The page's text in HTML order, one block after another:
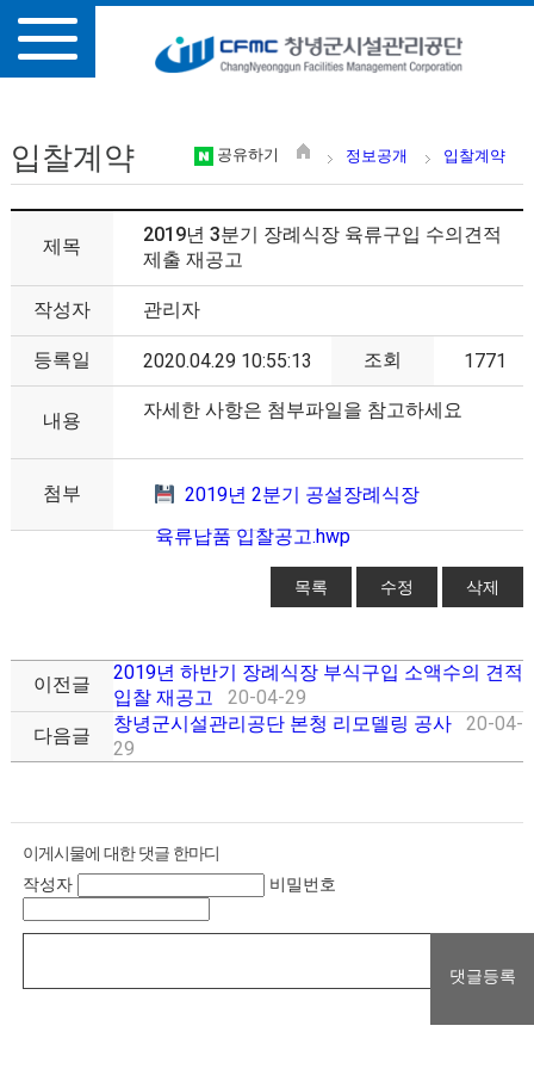
입찰계약 정보공개 입찰계약
공유하기
제목
2019년 3분기 장례식장 육류구입 수의견적
제출 재공고
작성자 관리자
등록일 2020.04.29 10:55:13 조회 1771
내용 자세한 사항은 첨부파일을 참고하세요
첨부
2019년 2분기 공설장례식장
육류납품 입찰공고.hwp
목록 수정 삭제
이전글
2019년 하반기 장례식장 부식구입 소액수의 견적
입찰 재공고
20-04-29
다음글
창녕군시설관리공단 본청 리모델링 공사
20-04-
29
이게시물에 대한 댓글 한마디
작성자
비밀번호
댓글등록